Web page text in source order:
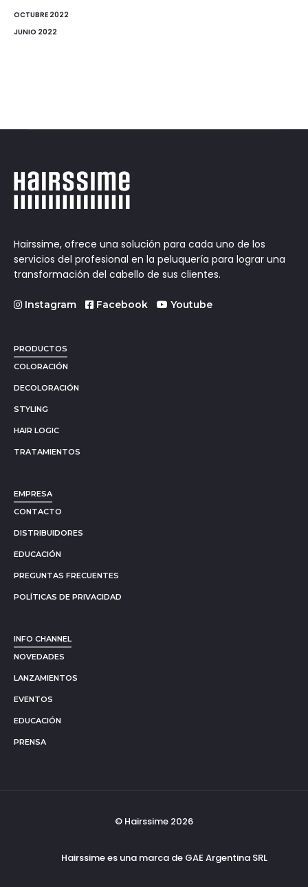
OCTUBRE 2022
JUNIO 2022
Hairssime, ofrece una solución para cada uno de los
servicios del profesional en la peluquería para lograr una
transformación del cabello de sus clientes.
Instagram Facebook Youtube
PRODUCTOS
COLORACIÓN
DECOLORACIÓN
STYLING
HAIR LOGIC
TRATAMIENTOS
EMPRESA
CONTACTO
DISTRIBUIDORES
EDUCACIÓN
PREGUNTAS FRECUENTES
POLÍTICAS DE PRIVACIDAD
INFO CHANNEL
NOVEDADES
LANZAMIENTOS
EVENTOS
EDUCACIÓN
PRENSA
© Hairssime 2026
Hairssime es una marca de GAE Argentina SRL